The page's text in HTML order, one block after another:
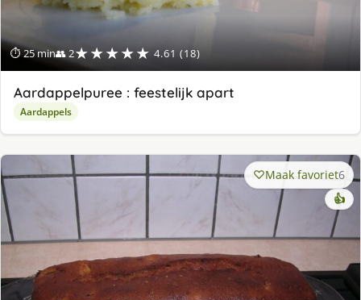
⏱ 25 min👥 2★★★★★ 4.61 (18)
Aardappelpuree : feestelijk apart
Aardappels
Maak favoriet6
👍